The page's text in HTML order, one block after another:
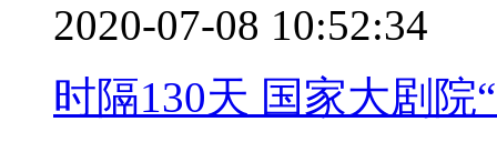
2020-07-08 10:52:34
时隔130天 国家大剧院